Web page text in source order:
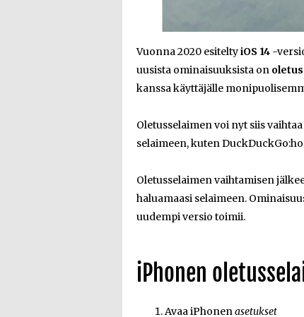
Vuonna 2020 esiteltyiOS 14 -
uusista ominaisuuksista on
kanssa käyttäjälle
Oletusselaimen voi nyt siis
selaimeen, kuten
Oletusselaimen vaihtamisen
haluamaasi selaimeen.
uudempi versio toimii.
iPhonen
Avaa iPhonenasetukset